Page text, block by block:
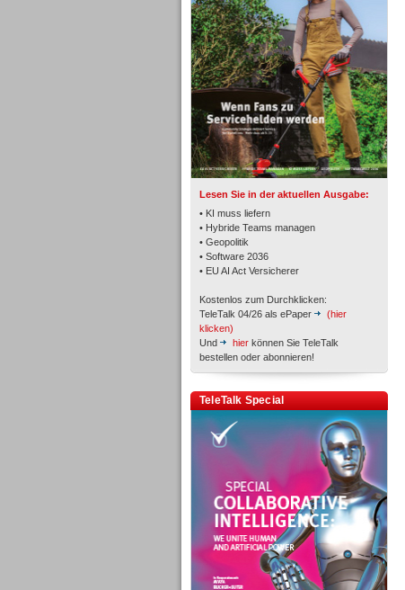
Lesen Sie in der aktuellen Ausgabe:
• KI muss liefern
• Hybride Teams managen
• Geopolitik
• Software 2036
• EU AI Act Versicherer
Kostenlos zum Durchklicken:
TeleTalk 04/26 als ePaper
(hier
klicken)
Und
hier können Sie TeleTalk
bestellen oder abonnieren!
TeleTalk Special
TK- und ACD-Systeme
Workforce-Management
Personal
Personal